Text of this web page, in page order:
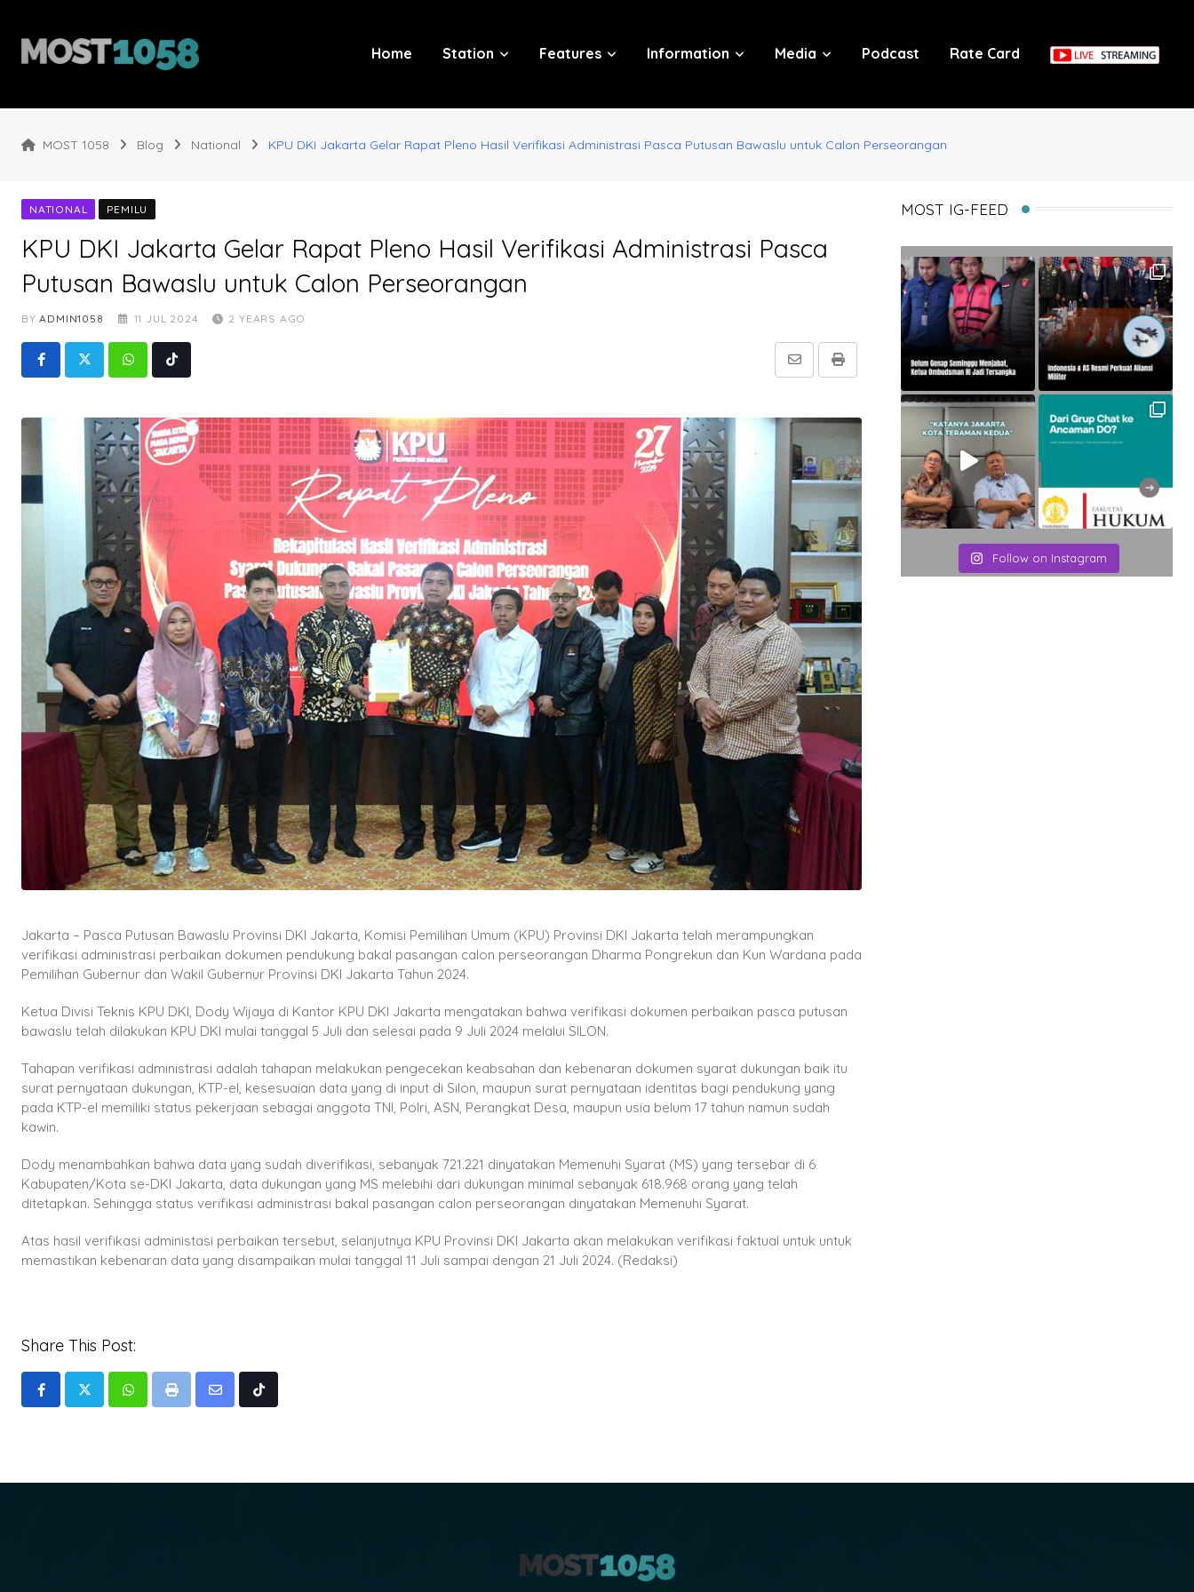
content
Home Station Features Information Media Podcast Rate Card
MOST 1058 Blog National KPU DKI Jakarta Gelar Rapat Pleno Hasil Verifikasi Administrasi Pasca Putusan Bawaslu untuk Calon Perseorangan
NATIONAL PEMILU
KPU DKI Jakarta Gelar Rapat Pleno Hasil Verifikasi Administrasi Pasca
Putusan Bawaslu untuk Calon Perseorangan
BYADMIN1058 11 JUL 2024 2 YEARS AGO
Whatsapp Print
Share
Tiktok
Jakarta – Pasca Putusan Bawaslu Provinsi DKI Jakarta, Komisi Pemilihan Umum (KPU) Provinsi DKI Jakarta telah merampungkan
verifikasi administrasi perbaikan dokumen pendukung bakal pasangan calon perseorangan Dharma Pongrekun dan Kun Wardana pada
Pemilihan Gubernur dan Wakil Gubernur Provinsi DKI Jakarta Tahun 2024.
Ketua Divisi Teknis KPU DKI, Dody Wijaya di Kantor KPU DKI Jakarta mengatakan bahwa verifikasi dokumen perbaikan pasca putusan
bawaslu telah dilakukan KPU DKI mulai tanggal 5 Juli dan selesai pada 9 Juli 2024 melalui SILON.
Tahapan verifikasi administrasi adalah tahapan melakukan pengecekan keabsahan dan kebenaran dokumen syarat dukungan baik itu
surat pernyataan dukungan, KTP-el, kesesuaian data yang di input di Silon, maupun surat pernyataan identitas bagi pendukung yang
pada KTP-el memiliki status pekerjaan sebagai anggota TNI, Polri, ASN, Perangkat Desa, maupun usia belum 17 tahun namun sudah
kawin.
Dody menambahkan bahwa data yang sudah diverifikasi, sebanyak 721.221 dinyatakan Memenuhi Syarat (MS) yang tersebar di 6
Kabupaten/Kota se-DKI Jakarta, data dukungan yang MS melebihi dari dukungan minimal sebanyak 618.968 orang yang telah
ditetapkan. Sehingga status verifikasi administrasi bakal pasangan calon perseorangan dinyatakan Memenuhi Syarat.
Atas hasil verifikasi administasi perbaikan tersebut, selanjutnya KPU Provinsi DKI Jakarta akan melakukan verifikasi faktual untuk untuk
memastikan kebenaran data yang disampaikan mulai tanggal 11 Juli sampai dengan 21 Juli 2024. (Redaksi)
Share This Post:
WhatsappPrint
Share
Tiktok
MOST IG-FEED
Follow on Instagram